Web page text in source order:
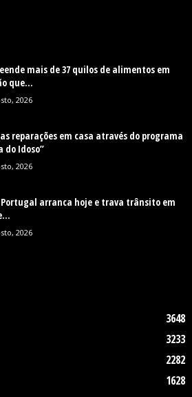
mais de 37 quilos de alimentos em
que...
2026
reparações em casa através do programa
do Idoso”
2026
arranca hoje e trava trânsito em
2026
3648
3233
2282
1628